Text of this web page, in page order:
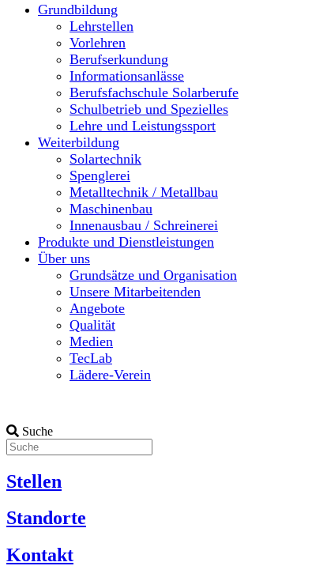
Grundbildung
Lehrstellen
Vorlehren
Berufserkundung
Informationsanlässe
Berufsfachschule Solarberufe
Schulbetrieb und Spezielles
Lehre und Leistungssport
Weiterbildung
Solartechnik
Spenglerei
Metalltechnik / Metallbau
Maschinenbau
Innenausbau / Schreinerei
Produkte und Dienstleistungen
Über uns
Grundsätze und Organisation
Unsere Mitarbeitenden
Angebote
Qualität
Medien
TecLab
Lädere-Verein
Suche
Stellen
Standorte
Kontakt